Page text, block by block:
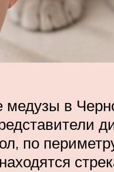
медузы в
по